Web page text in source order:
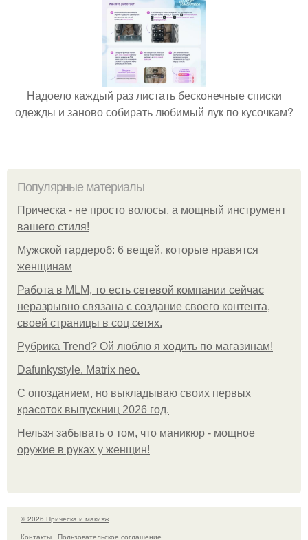
Надоело каждый раз листать бесконечные списки
одежды и заново собирать любимый лук по кусочкам?
Популярные материалы
Прическа - не просто волосы, а мощный инструмент
вашего стиля!
Мужской гардероб: 6 вещей, которые нравятся
женщинам
Работа в MLM, то есть сетевой компании сейчас
неразрывно связана с создание своего контента,
своей страницы в соц сетях.
Рубрика Trend? Ой люблю я ходить по магазинам!
Dafunkystyle. Matrix neo.
С опозданием, но выкладываю своих первых
красоток выпускниц 2026 год.
Нельзя забывать о том, что маникюр - мощное
оружие в руках у женщин!
© 2026 Прическа и макияж
Контакты
Пользовательское соглашение